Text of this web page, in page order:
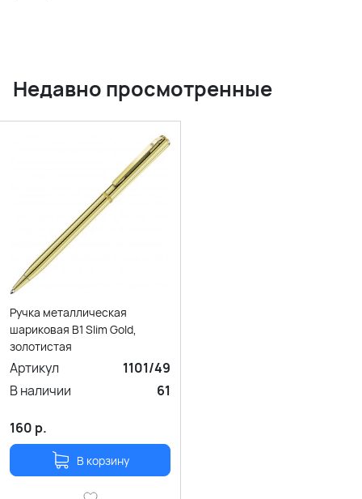
Недавно просмотренные
Ручка металлическая
шариковая B1 Slim Gold,
золотистая
Артикул
1101/49
В наличии
61
160 р.
В корзину